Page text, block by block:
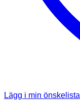
Lägg i min önskelista